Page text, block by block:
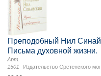
Преподобный Нил
Письма духовной жизни.
Издательство Сретенского
Арт.
1501